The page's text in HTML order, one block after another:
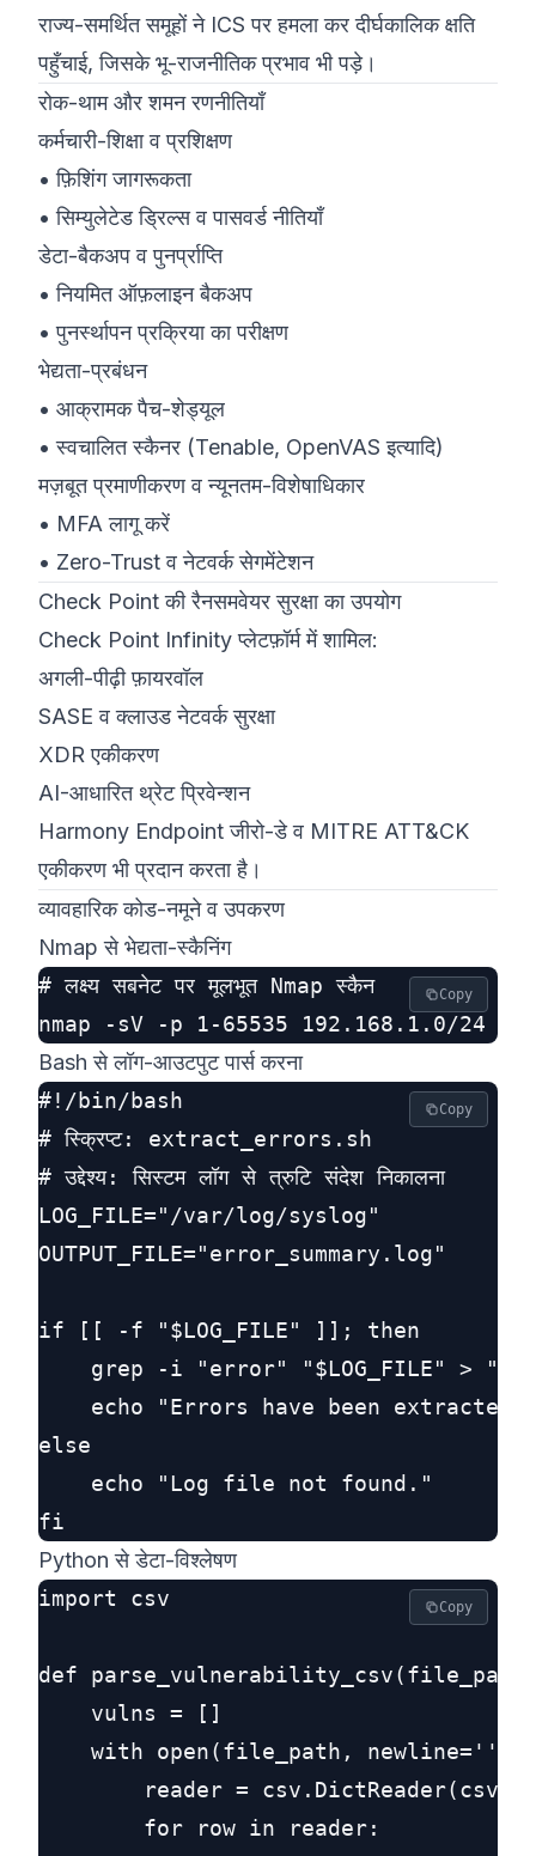
राज्य-समर्थित समूहों ने ICS पर हमला कर दीर्घकालिक क्षति
पहुँचाई, जिसके भू-राजनीतिक प्रभाव भी पड़े।
रोक-थाम और शमन रणनीतियाँ
कर्मचारी-शिक्षा व प्रशिक्षण
• फ़िशिंग जागरूकता
• सिम्युलेटेड ड्रिल्स व पासवर्ड नीतियाँ
डेटा-बैकअप व पुनर्प्राप्ति
• नियमित ऑफ़लाइन बैकअप
• पुनर्स्थापन प्रक्रिया का परीक्षण
भेद्यता-प्रबंधन
• आक्रामक पैच-शेड्यूल
• स्वचालित स्कैनर (Tenable, OpenVAS इत्यादि)
मज़बूत प्रमाणीकरण व न्यूनतम-विशेषाधिकार
• MFA लागू करें
• Zero-Trust व नेटवर्क सेगमेंटेशन
Check Point की रैनसमवेयर सुरक्षा का उपयोग
Check Point Infinity प्लेटफ़ॉर्म में शामिल:
अगली-पीढ़ी फ़ायरवॉल
SASE व क्लाउड नेटवर्क सुरक्षा
XDR एकीकरण
AI-आधारित थ्रेट प्रिवेन्शन
Harmony Endpoint जीरो-डे व MITRE ATT&CK
एकीकरण भी प्रदान करता है।
व्यावहारिक कोड-नमूने व उपकरण
Nmap से भेद्यता-स्कैनिंग
# लक्ष्य सबनेट पर मूलभूत Nmap स्कैन
Copy
Bash से लॉग-आउटपुट पार्स करना
#!/bin/bash
# स्क्रिप्ट: extract_errors.sh
# उद्देश्य: सिस्टम लॉग से त्रुटि संदेश निकालना
LOG_FILE="/var/log/syslog"
OUTPUT_FILE="error_summary.log"
if [[ -f "$LOG_FILE" ]]; then
grep -i "error" "$LOG_FILE" >
echo "Errors have been extracted
else
    echo "Log file not found."
Copy
Python से डेटा-विश्लेषण
import csv
def
    vulns = []
with open(file_path, newline='')
reader =
        for row in reader:
Copy